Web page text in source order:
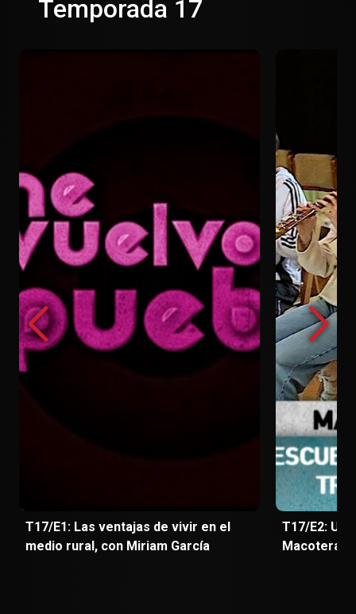
Temporada 17
T17/E1: Las ventajas de vivir en el
medio rural, con Miriam García
T17/E2: Un
Macotera